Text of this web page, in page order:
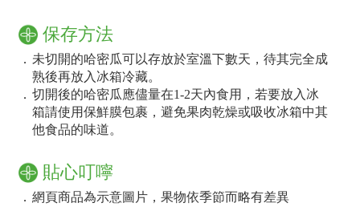
保存方法
． 未切開的哈密瓜可以存放於室溫下數天，待其完全成
熟後再放入冰箱冷藏。
． 切開後的哈密瓜應儘量在1-2天內食用，若要放入冰
箱請使用保鮮膜包裹，避免果肉乾燥或吸收冰箱中其
他食品的味道。
貼心叮嚀
． 網頁商品為示意圖片，果物依季節而略有差異